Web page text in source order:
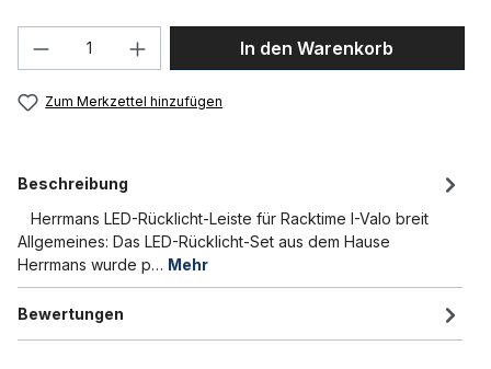
Produkt Anzahl: Gib den gewünschten
In den Warenkorb
Zum Merkzettel hinzufügen
Beschreibung
Herrmans LED-Rücklicht-Leiste für Racktime I-Valo breit
Allgemeines: Das LED-Rücklicht-Set aus dem Hause
Herrmans wurde p… Mehr
Bewertungen